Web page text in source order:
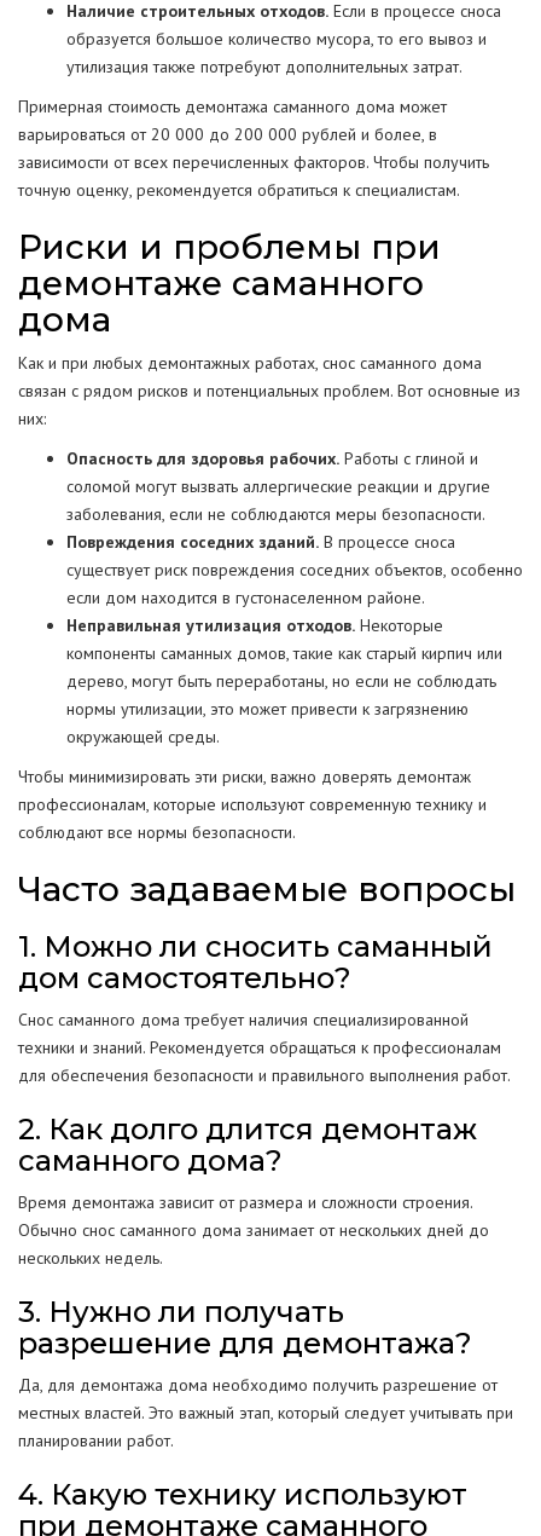
Наличие строительных отходов. Если в процессе сноса
образуется большое количество мусора, то его вывоз и
утилизация также потребуют дополнительных затрат.
Примерная стоимость демонтажа саманного дома может
варьироваться от 20 000 до 200 000 рублей и более, в
зависимости от всех перечисленных факторов. Чтобы получить
точную оценку, рекомендуется обратиться к специалистам.
Риски и проблемы при
демонтаже саманного
дома
Как и при любых демонтажных работах, снос саманного дома
связан с рядом рисков и потенциальных проблем. Вот основные из
них:
Опасность для здоровья рабочих. Работы с глиной и
соломой могут вызвать аллергические реакции и другие
заболевания, если не соблюдаются меры безопасности.
Повреждения соседних зданий. В процессе сноса
существует риск повреждения соседних объектов, особенно
если дом находится в густонаселенном районе.
Неправильная утилизация отходов. Некоторые
компоненты саманных домов, такие как старый кирпич или
дерево, могут быть переработаны, но если не соблюдать
нормы утилизации, это может привести к загрязнению
окружающей среды.
Чтобы минимизировать эти риски, важно доверять демонтаж
профессионалам, которые используют современную технику и
соблюдают все нормы безопасности.
Часто задаваемые вопросы
1. Можно ли сносить саманный
дом самостоятельно?
Снос саманного дома требует наличия специализированной
техники и знаний. Рекомендуется обращаться к профессионалам
для обеспечения безопасности и правильного выполнения работ.
2. Как долго длится демонтаж
саманного дома?
Время демонтажа зависит от размера и сложности строения.
Обычно снос саманного дома занимает от нескольких дней до
нескольких недель.
3. Нужно ли получать
разрешение для демонтажа?
Да, для демонтажа дома необходимо получить разрешение от
местных властей. Это важный этап, который следует учитывать при
планировании работ.
4. Какую технику используют
при демонтаже саманного